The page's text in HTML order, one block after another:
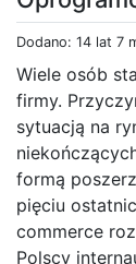
Dodano: 14 lat 7
Wiele osób
firmy.
sytuacją na
formą
pięciu
commerce
Polscy